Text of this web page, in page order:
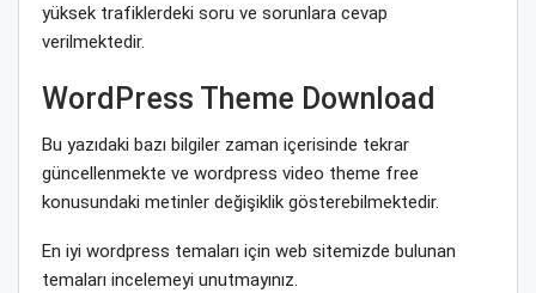
yüksek trafiklerdeki soru ve sorunlara cevap
verilmektedir.
WordPress Theme Download
Bu yazıdaki bazı bilgiler zaman içerisinde tekrar
güncellenmekte ve wordpress video theme free
konusundaki metinler değişiklik gösterebilmektedir.
En iyi wordpress temaları için web sitemizde bulunan
temaları incelemeyi unutmayınız.